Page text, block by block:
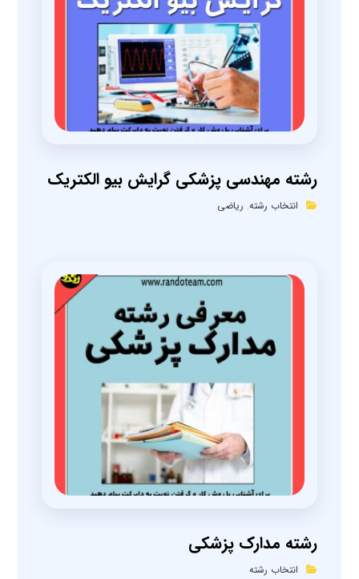
رشته مهندسی پزشکی گرایش بیو الکتریک
انتخاب رشته, ریاضی
رشته مدارک پزشکی
انتخاب رشته